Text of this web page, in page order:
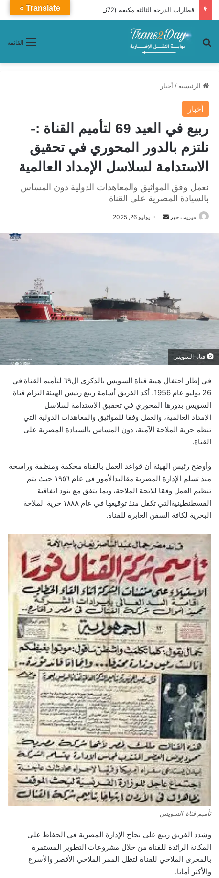
قطارات الدرجة الثالثة مكيفة (872 ـ 890) من القاهرة إلى أسيوط (تفاصيل توقفات وأسعار تذاكر )
القائمة بحث عن
الرئيسية / أخبار
أخبار
ربيع في العيد 69 لتأميم القناة :-
نلتزم بالدور المحوري في تحقيق
الاستدامة لسلاسل الإمداد العالمية
نعمل وفق المواثيق والمعاهدات الدولية دون المساس
بالسيادة المصرية على القناة
ميريت خير
د
ا
إ
ك
و
ن
ا
يوليو 26, 2025
قناة-السويس
في إطار احتفال هيئة قناة السويس بالذكرى ال٦٩ لتأميم القناة في
26 يوليو عام ، أكد الفريق أسامة ربيع رئيس الهيئة التزام قناة
السويس بدورها المحوري في تحقيق الاستدامة لسلاسل
الإمداد العالمية، والعمل وفقا للمواثيق والمعاهدات الدولية التي
تنظم حرية الملاحة الآمنة، دون المساس بالسيادة المصرية على
القناة.
وأوضح رئيس الهيئة أن قواعد العمل بالقناة محكمة ومنظمة وراسخة
منذ تسلم الإدارة المصرية مقاليدالأمور في عام ١٩٥٦ حيث يتم
تنظيم العمل وفقا للائحة الملاحة، وبما يتفق مع بنود اتفاقية
القسطنطينيةالتي تكفل منذ توقيعها في عام ١٨٨٨ حرية الملاحة
البحرية لكافة السفن العابرة للقناة.
تأميم قناة السويس
وشدد الفريق ربيع على نجاح الإدارة المصرية في الحفاظ على
المكانة الرائدة للقناة من خلال مشروعات التطوير المستمرة
بالمجرى الملاحي للقناة لتظل الممر الملاحي الأقصر والأسرع
والأكثر أمانا.
Translate »